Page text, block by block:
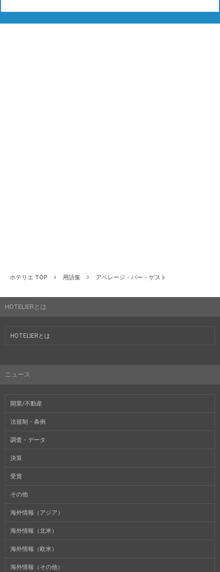
ホテリエ TOP 用語集 アベレージ・パー・ゲスト
HOTELIERとは
HOTELIERとは
ニュース
開業/不動産
法規制・条例
調査・データ
決算
受賞
その他
海外情報（アジア）
海外情報（北米）
海外情報（欧米）
海外情報（その他）